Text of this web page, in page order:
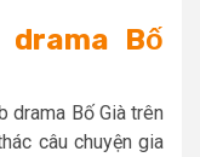
Bố
drama Bố Già trên
câu chuyện gia